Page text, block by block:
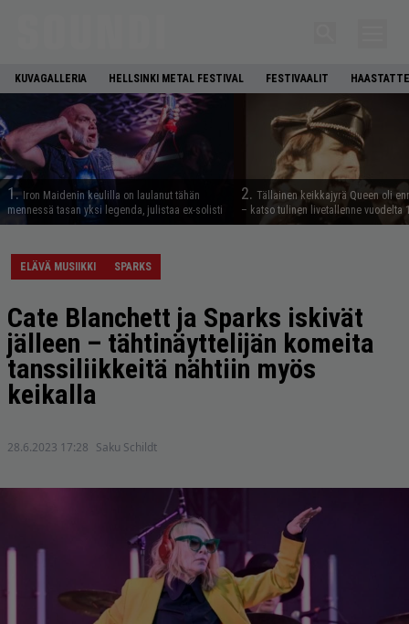
KUVAGALLERIA HELLSINKI METAL FESTIVAL FESTIVAALIT
1. Iron Maidenin keulilla on laulanut tähän
mennessä tasan yksi legenda, julistaa ex-solisti
2. Tällainen keikkajyrä Queen oli
– katso tulinen livetallenne vuodelta
ELÄVÄ MUSIIKKI SPARKS
Cate Blanchett ja Sparks iskivät
jälleen – tähtinäyttelijän komeita
tanssiliikkeitä nähtiin myös
keikalla
28.6.2023 17:28 Saku Schildt